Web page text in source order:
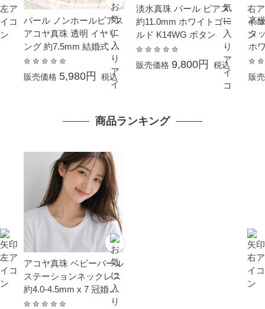
パール ノンホールピアス
アコヤ真珠 透明 イヤリ
ング 約7.5mm 結婚式 葬
儀 冠婚葬祭 成人式 卒業
入園 入学式 母の日 ホワ
イトデーお返し プレゼン
販売価格 5,980円 税込
淡水真珠 パール ピアス
約11.0mm ホワイトゴー
ルド K14WG ボタン
販売価格 9,800円 税込
高
タ
ホ
G
販
商品ランキング
アコヤ真珠 ベビーパール
ステーションネックレス
約4.0-4.5mm x 7 冠婚葬
祭 結婚式 卒業 入園 入学